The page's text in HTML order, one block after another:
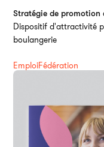
Stratégie de promotion
Dispositif d'attractivité
boulangerie
EmploiFédération